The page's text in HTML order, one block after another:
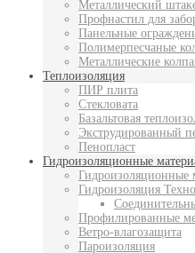
Металлический
Профнастил для
Панельные
Полимерпесчаные
Металлические
Теплоизоляция
ПИР плита
Стекловата
Базальтовая
Экструдированный
Пенопласт
Гидроизоляционные
Гидроизоляционные
Гидроизоляция
Профилированные
Ветро-влагозащита
Пароизоляция